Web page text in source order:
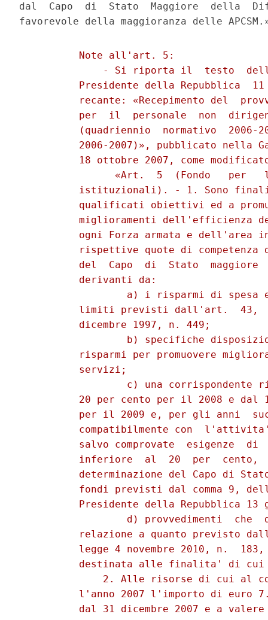
dal  Capo  di  Stato  Maggiore  della
          Note all'art. 5:
- Si riporta il  testo
Presidente della Repubblica
recante: «Recepimento del
per  il  personale  non
(quadriennio  normativo  2006-
2006-2007)», pubblicato nella
18 ottobre 2007, come
«Art.  5  (Fondo   per
istituzionali). - 1. Sono
qualificati obiettivi ed a
miglioramenti dell'efficienza
ogni Forza armata e dell'area
rispettive quote di competenza
del  Capo  di  Stato  maggiore
          derivanti da:
a) i risparmi di spesa
limiti previsti dall'art.  43,
          dicembre 1997, n. 449;
b) specifiche
risparmi per promuovere
          servizi;
c) una corrispondente
20 per cento per il 2008 e dal
per il 2009 e, per gli anni
compatibilmente con
salvo comprovate  esigenze  di
inferiore  al  20  per  cento,
determinazione del Capo di
fondi previsti dal comma 9,
Presidente della Repubblica 13
d) provvedimenti  che
relazione a quanto previsto
legge 4 novembre 2010, n.
destinata alle finalita' di
2. Alle risorse di cui al
l'anno 2007 l'importo di euro
dal 31 dicembre 2007 e a